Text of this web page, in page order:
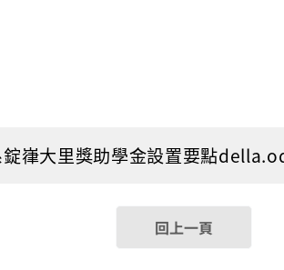
嵂大里獎助學金設置要點
回上一頁